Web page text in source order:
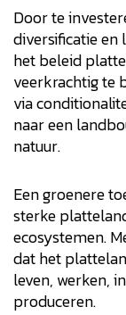
Door te
diversificatie en
het beleid
veerkrachtig te
via
naar een
natuur.
Een groenere
sterke
ecosystemen.
dat het
leven, werken,
produceren.